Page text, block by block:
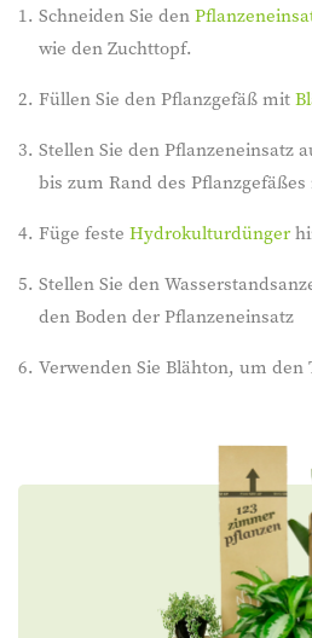
Schneiden Sie den
wie den Zuchttopf.
Füllen Sie den Pflanzgefäß mit
Stellen Sie den Pflanzeneinsatz
bis zum Rand des Pflanzgefäßes
Füge feste Hydrokulturdünger
Stellen Sie den
den Boden der Pflanzeneinsatz
Verwenden Sie Blähton, um den